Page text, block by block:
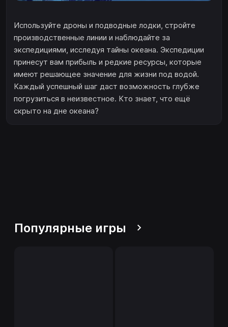
Используйте дроны и подводные лодки, стройте
производственные линии и наблюдайте за
экспедициями, исследуя тайны океана. Экспедиции
принесут вам прибыль и редкие ресурсы, которые
имеют решающее значение для жизни под водой.
Каждый успешный шаг даст возможность глубже
погрузиться в неизвестное. Кто знает, что ещё
скрыто на дне океана?
Популярные игры